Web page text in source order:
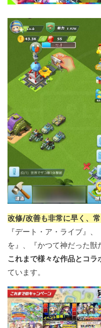
改修/改善も非常に早く、
『デート・ア・ライブ』
を』、『かつて神だった獣
これまで様々な作品とコ
ています。